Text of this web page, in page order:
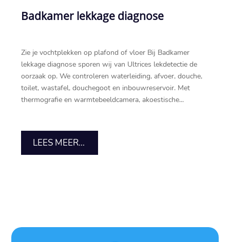
Badkamer lekkage diagnose
Zie je vochtplekken op plafond of vloer Bij Badkamer
lekkage diagnose sporen wij van Ultrices lekdetectie de
oorzaak op.​ We controleren waterleiding, afvoer, douche,
toilet, wastafel, douchegoot en inbouwreservoir.​ Met
thermografie en warmtebeeldcamera, akoestische...
LEES MEER...